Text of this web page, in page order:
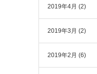
2019年4月 (2)
2019年3月 (2)
2019年2月 (6)